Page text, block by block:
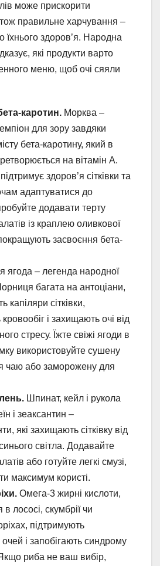
може прискорити
правильне харчування –
їхнього здоров’я. Народна
які продукти варто
меню, щоб очі сяяли
каротин. Морква –
для зору завдяки
бета-каротину, який в
на вітамін А.
здоров’я сітківки та
адаптуватися до
додавати терту
із краплею оливкової
засвоєння бета-
ягода – легенда народної
багата на антоціани,
капіляри сітківки,
і захищають очі від
стресу. Їжте свіжі ягоди в
використовуйте сушену
чаю або заморожену для
Шпинат, кейл і рукола
і зеаксантин –
які захищають сітківку від
світла. Додавайте
або готуйте легкі смузі,
максимум користі.
Омега-3 жирні кислоти,
в лососі, скумбрії чи
підтримують
і запобігають синдрому
риба не ваш вибір,